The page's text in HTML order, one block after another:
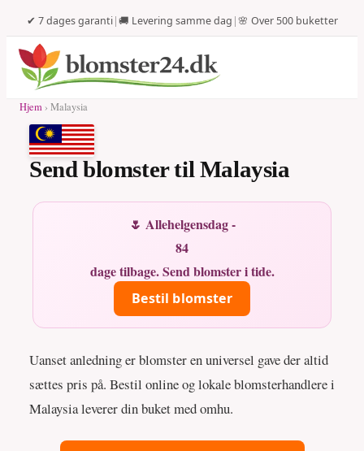
✔ 7 dages garanti|🚚 Levering samme dag |🌸 Over 500 buketter
Hjem › Malaysia
Send blomster til Malaysia
🌷 Allehelgensdag -
84
dage tilbage. Send blomster i tide.
Bestil blomster
Uanset anledning er blomster en universel gave der altid
sættes pris på. Bestil online og lokale blomsterhandlere i
Malaysia leverer din buket med omhu.